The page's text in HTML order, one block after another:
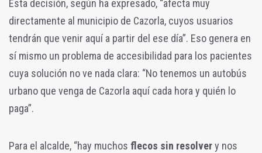
Esta decisión, según ha expresado, “afecta muy
directamente al municipio de Cazorla, cuyos usuarios
tendrán que venir aquí a partir del ese día”. Eso genera en
sí mismo un problema de accesibilidad para los pacientes
cuya solución no ve nada clara: “No tenemos un autobús
urbano que venga de Cazorla aquí cada hora y quién lo
paga”.
Para el alcalde, “hay muchos flecos sin resolvery nos